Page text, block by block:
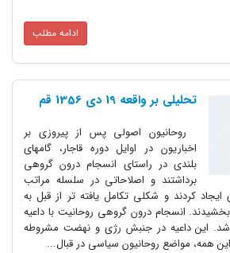
ادامه مطلب
تحلیلی بر واقعه 19 دی 1356 قم
روحانیون اصولی پس از پیروزی بر
اخباریون در اوایل دوره قاجار، گامهای
بلندی در راستای انسجام درون گروهی
برداشتند و اصلاحاتی در سلسله مراتب
کردند و شکلی تکامل یافته تر از قبل به
انسجام درون گروهی روحانیت با داعیه
این داعیه در جنبش رژی و نهضت مشروطه
همه، مواضع روحانیون سیاسی در قبال...